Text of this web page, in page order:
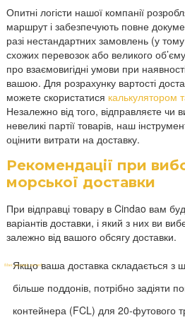
Опитні логісти нашої компанії
маршрут і забезпечують повне
разі нестандартних замовлень (у
схожих перевозок або великого
про взаємовигідні умови при
вашою. Для розрахунку вартості
можете скористатися калькулятором
Незалежно від того, відправляєте чи
невеликі партії товарів, наш
оцінити витрати на доставку.
Рекомендації при
морської доставки
При відправці товару в Cindao вам
варіантів доставки, і який з них ви
залежно від вашого обсягу доставки.
Якщо ваша доставка складається з
більше поддонів, потрібно задіяти
контейнера (FCL) для 20-футового